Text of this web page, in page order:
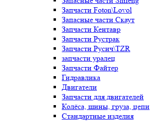
Запчасти Foton\Lovol
Запасные части Скаут
Запчасти Кентавр
Запчасти Рустрак
Запчасти Русич\TZR
запчасти уралец
Запчасти Файтер
Гидравлика
Двигатели
Запчасти для двигателей
Колёса, шины, груза, цепи
Стандартные изделия